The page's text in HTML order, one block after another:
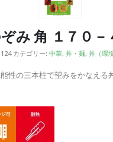
み 角 １７０－
カテゴリー: 中華, 丼・麺, 丼（環
性の三本柱で望みをかなえる